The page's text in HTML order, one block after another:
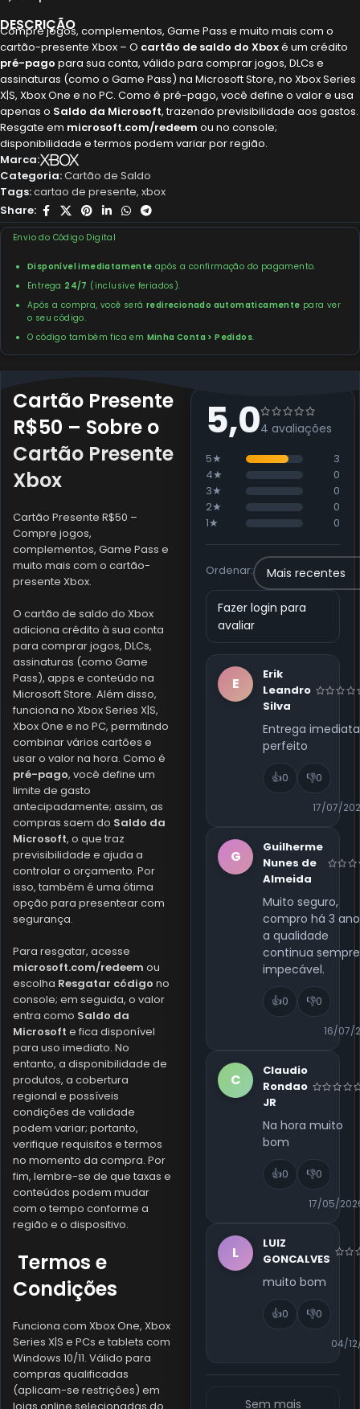
DESCRIÇÃO
Compre jogos, complementos, Game Pass e muito mais com o
cartão-presente Xbox – O cartão de saldo do Xboxé um crédito
pré-pago para sua conta, válido para comprar jogos, DLCs e
assinaturas (como o Game Pass) na Microsoft Store, no Xbox Series
X|S, Xbox One e no PC. Como é pré-pago, você define o valor e usa
apenas o Saldo da Microsoft, trazendo previsibilidade aos gastos.
Resgate em microsoft.com/redeem ou no console;
disponibilidade e termos podem variar por região.
Marca:
Categoria:Cartão de Saldo
Tags:cartao de presente, xbox
Share:
Envio do Código Digital
Disponível imediatamente após a confirmação do pagamento.
Entrega 24/7 (inclusive feriados).
Após a compra, você será redirecionado automaticamente para ver
o seu código.
O código também fica em Minha Conta > Pedidos.
Cartão Presente
R$50 – Sobre o
Cartão Presente
Xbox
Cartão Presente R$50 –
Compre jogos,
complementos, Game Pass e
muito mais com o cartão-
presente Xbox.
O cartão de saldo do Xbox
adiciona crédito à sua conta
para comprar jogos, DLCs,
assinaturas (como Game
Pass), apps e conteúdo na
Microsoft Store. Além disso,
funciona no Xbox Series X|S,
Xbox One e no PC, permitindo
combinar vários cartões e
usar o valor na hora. Como é
pré-pago, você define um
limite de gasto
antecipadamente; assim, as
compras saem do Saldo da
Microsoft, o que traz
previsibilidade e ajuda a
controlar o orçamento. Por
isso, também é uma ótima
opção para presentear com
segurança.
Para resgatar, acesse
microsoft.com/redeem ou
escolha Resgatar código no
console; em seguida, o valor
entra como Saldo da
Microsoft e fica disponível
para uso imediato. No
entanto, a disponibilidade de
produtos, a cobertura
regional e possíveis
condições de validade
podem variar; portanto,
verifique requisitos e termos
no momento da compra. Por
fim, lembre-se de que taxas e
conteúdos podem mudar
com o tempo conforme a
região e o dispositivo.
Termos e
Condições
Funciona com Xbox One, Xbox
Series X|S e PCs e tablets com
Windows 10/11. Válido para
compras qualificadas
(aplicam-se restrições) em
5,04 avaliações
5★
3
4★
0
3★
0
2★
0
1★
0
Ordenar:
Fazer login para
avaliar
E
Erik
Leandro
Silva
Entrega
perfeito
👍0 👎0
17/07/
G
Guilherme
Nunes de
Almeida
Muito seguro,
compro há 3
a qualidade
continua sempre
impecável.
👍0 👎0
16/07/
C
Claudio
Rondao
JR
Na hora muito
bom
👍0 👎0
17/05/
L
LUIZ
GONCALVES
muito bom
👍0 👎0
04/
Sem mais